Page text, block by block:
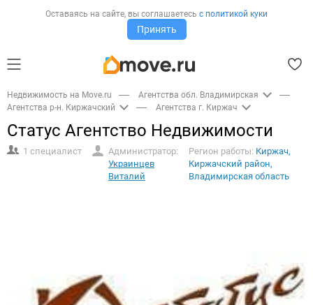
Оставаясь на сайте, вы соглашаетесь с политикой куки
Принять
Недвижимость на Move.ru
Агентства обл. Владимирская
Агентства р-н. Киржачский
Агентства г. Киржач
Статус Агентство Недвижимости
1 специалист
Администратор:
Украинцев
Виталий
Регион работы: Киржач,
Киржачский район,
Владимирская область